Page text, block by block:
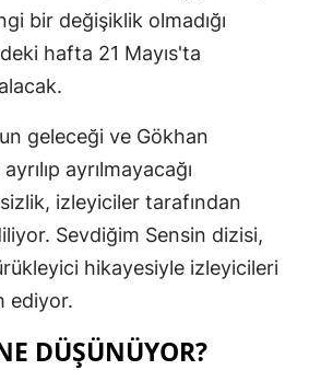
Niğde
Samsun
bir değişiklik olmadığı
hafta 21 Mayıs'ta
geleceği ve Gökhan
ayrılmayacağı
izleyiciler tarafından
Sevdiğim Sensin dizisi,
hikayesiyle izleyicileri
ediyor.
DÜŞÜNÜYOR?